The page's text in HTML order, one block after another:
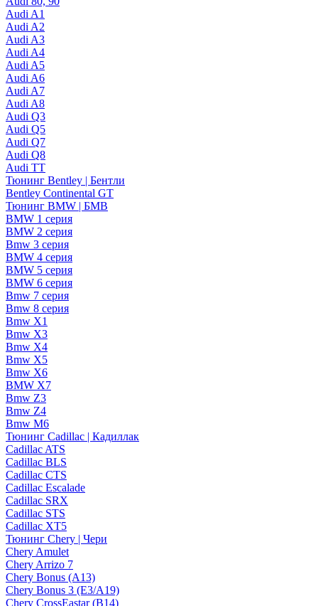
Audi A1
Audi A2
Audi A3
Audi A4
Audi A5
Audi A6
Audi A7
Audi A8
Audi Q3
Audi Q5
Audi Q7
Audi Q8
Audi TT
Тюнинг Bentley | Бентли
Bentley Continental GT
Тюнинг BMW | БМВ
BMW 1 серия
BMW 2 серия
Bmw 3 серия
BMW 4 серия
BMW 5 серия
BMW 6 серия
Bmw 7 серия
Bmw 8 серия
Bmw X1
Bmw X3
Bmw X4
Bmw X5
Bmw X6
BMW X7
Bmw Z3
Bmw Z4
Bmw М6
Тюнинг Cadillac | Кадиллак
Cadillac ATS
Cadillac BLS
Cadillac CTS
Cadillac Escalade
Cadillac SRX
Cadillac STS
Cadillac XT5
Тюнинг Chery | Чери
Chery Amulet
Chery Arrizo 7
Chery Bonus (A13)
Chery Bonus 3 (E3/A19)
Chery CrossEastar (B14)